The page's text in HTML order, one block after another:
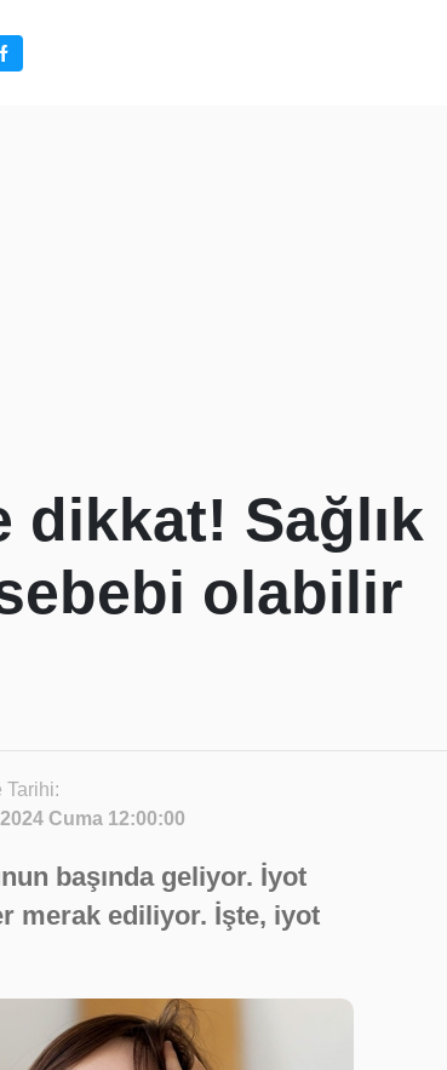
Sağlık
sebebi olabilir
Tarihi:
Cuma 12:00:00
başında geliyor. İyot
merak ediliyor. İşte, iyot